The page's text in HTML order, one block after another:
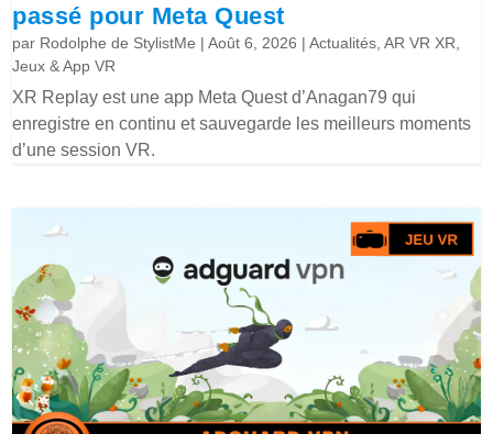
passé pour Meta Quest
par Rodolphe de StylistMe |Août 6, 2026 |Actualités ,AR VR XR
Jeux & App VR
XR Replay est une app Meta Quest d’Anagan79 qui
enregistre en continu et sauvegarde les meilleurs moments
d’une session VR.